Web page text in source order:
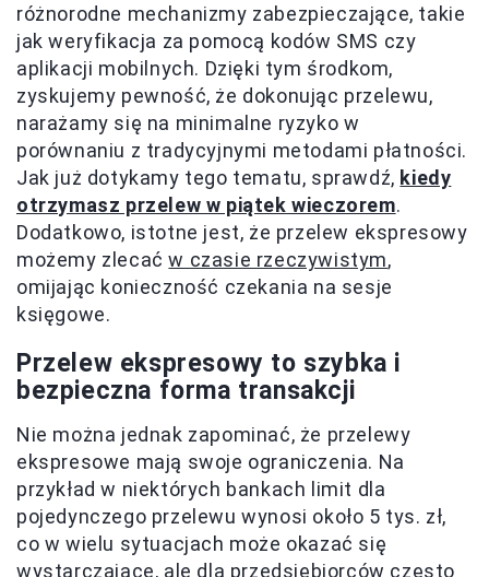
różnorodne mechanizmy zabezpieczające, takie
jak weryfikacja za pomocą kodów SMS czy
aplikacji mobilnych. Dzięki tym środkom,
zyskujemy pewność, że dokonując przelewu,
narażamy się na minimalne ryzyko w
porównaniu z tradycyjnymi metodami płatności.
Jak już dotykamy tego tematu, sprawdź, kiedy
otrzymasz przelew w piątek wieczorem.
Dodatkowo, istotne jest, że przelew ekspresowy
możemy zlecaćw czasie rzeczywistym,
omijając konieczność czekania na sesje
księgowe.
Przelew ekspresowy to szybka i
bezpieczna forma transakcji
Nie można jednak zapominać, że przelewy
ekspresowe mają swoje ograniczenia. Na
przykład w niektórych bankach limit dla
pojedynczego przelewu wynosi około 5 tys. zł,
co w wielu sytuacjach może okazać się
wystarczające, ale dla przedsiębiorców często